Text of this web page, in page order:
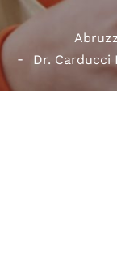
Dr. Carducci